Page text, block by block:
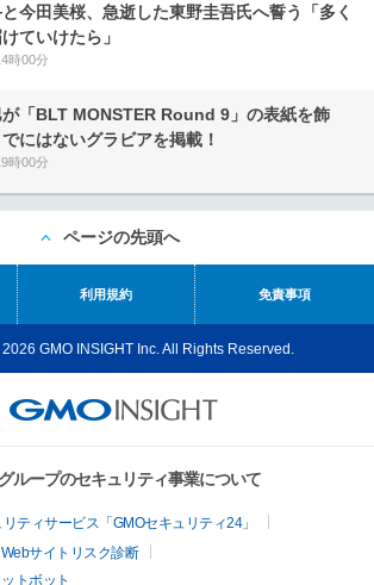
今田美桜、急逝した東野圭吾氏へ誓う「多く
ていけたら」
時00分
「BLT MONSTER Round 9」の表紙を飾
にはないグラビアを掲載！
時00分
ページの先頭へ
利用規約 免責事項
GMO INSIGHT Inc. All Rights Reserved.
ループのセキュリティ事業について
ティサービス「GMOセキュリティ24」
Webサイトリスク診断
トボット